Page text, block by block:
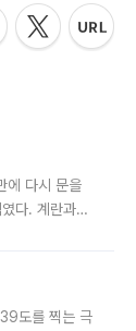
에 다시 문을
다. 계란과
도를 찍는 극